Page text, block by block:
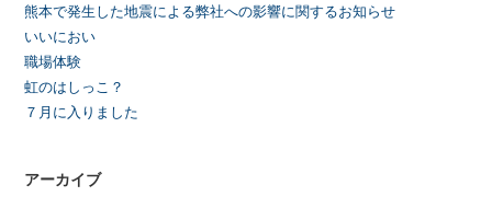
熊本で発生した地震による弊社への影響に関するお知らせ
いいにおい
職場体験
虹のはしっこ？
７月に入りました
アーカイブ